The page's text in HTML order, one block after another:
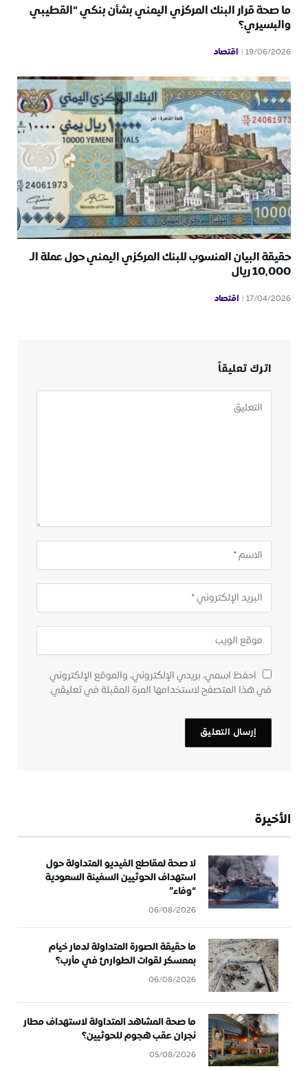
ما صحة قرار البنك المركزي اليمني بشأن بنكي “القطيبي
والبسيري؟
19/06/2026 اقتصاد
حقيقة البيان المنسوب للبنك المركزي اليمني حول عملة الـ
10,000 ريال
17/04/2026 اقتصاد
اترك تعليقاً
احفظ اسمي، بريدي الإلكتروني، والموقع الإلكتروني
في هذا المتصفح لاستخدامها المرة المقبلة في تعليقي.
الأخيرة
لا صحة لمقاطع الفيديو المتداولة حول
استهداف الحوثيين السفينة السعودية
“وفاء”
06/08/2026
ما حقيقة الصورة المتداولة لدمار خيام
بمعسكر لقوات الطوارئ في مأرب؟
06/08/2026
ما صحة المشاهد المتداولة لاستهداف مطار
نجران عقب هجوم للحوثيين؟
05/08/2026